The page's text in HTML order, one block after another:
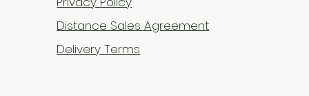
Distance Sales Agreement
Delivery Terms